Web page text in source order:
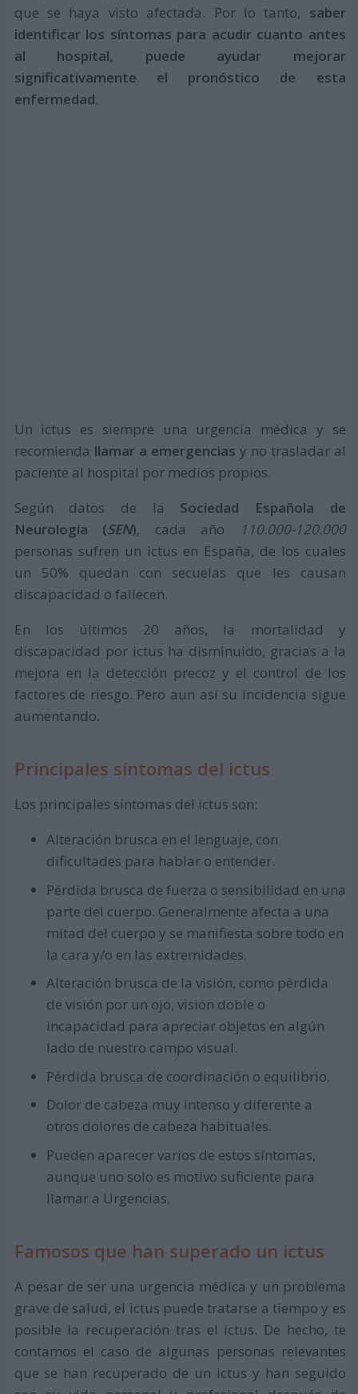
que se haya visto afectada. Por lo tanto, saber
identificar los síntomas para acudir cuanto antes
al hospital, puede ayudar mejorar
significativamente el pronóstico de esta
enfermedad.
Un ictus es siempre una urgencia médica y se
recomienda llamar a emergencias y no trasladar al
paciente al hospital por medios propios.
Según datos de la Sociedad Española de
Neurología (SEN), cada año
110.000-120.000
personas sufren un ictus en España, de los cuales
un 50% quedan con secuelas que les causan
discapacidad o fallecen.
En los últimos 20 años, la mortalidad y
discapacidad por ictus ha disminuido, gracias a la
mejora en la detección precoz y el control de los
factores de riesgo. Pero aun así su incidencia sigue
aumentando.
Principales síntomas del ictus
Los principales síntomas del ictus son:
Alteración brusca en el lenguaje, con
dificultades para hablar o entender.
Pérdida brusca de fuerza o sensibilidad en una
parte del cuerpo. Generalmente afecta a una
mitad del cuerpo y se manifiesta sobre todo en
la cara y/o en las extremidades.
Alteración brusca de la visión, como pérdida
de visión por un ojo, visión doble o
incapacidad para apreciar objetos en algún
lado de nuestro campo visual.
Pérdida brusca de coordinación o equilibrio.
Dolor de cabeza muy intenso y diferente a
otros dolores de cabeza habituales.
Pueden aparecer varios de estos síntomas,
aunque uno solo es motivo suficiente para
llamar a Urgencias.
Famosos que han superado un ictus
A pesar de ser una urgencia médica y un problema
grave de salud, el ictus puede tratarse a tiempo y es
posible la recuperación tras el ictus. De hecho, te
contamos el caso de algunas personas relevantes
que se han recuperado de un ictus y han seguido